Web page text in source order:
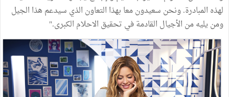
لهذه المبادرة. ونحن سعيدون معا بهذا التعاون الذي سيدعم هذا الجيل
ومن يليه من الأجيال القادمة في تحقيق الاحلام الكبرى."